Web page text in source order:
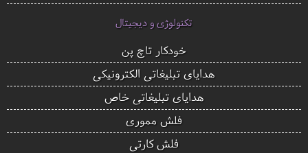
تکنولوژی و دیجیتال
خودکار تاچ پن
هدایای تبلیغاتی الکترونیکی
هدایای تبلیغاتی خاص
فلش مموری
فلش کارتی